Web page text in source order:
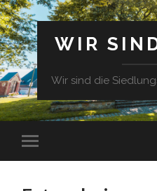
WIR
Wir sind die